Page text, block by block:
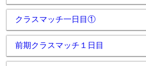
クラスマッチ一日目①
前期クラスマッチ１日目